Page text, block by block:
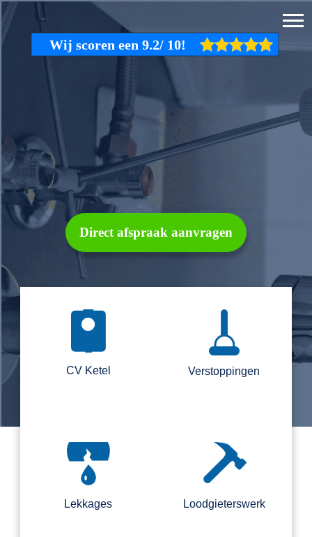
Direct afspraak aanvragen
CV Ketel Verstoppingen
Lekkages Loodgieterswerk